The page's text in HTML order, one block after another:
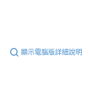
顯示電腦版詳細說明